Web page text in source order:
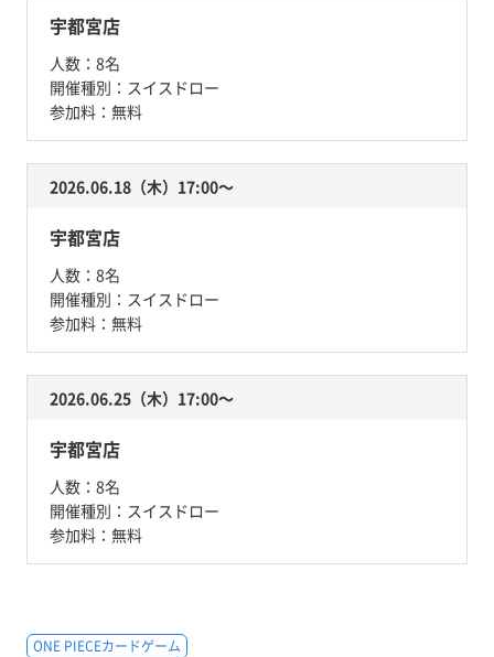
宇都宮店
人数： 8名
開催種別： スイスドロー
参加料： 無料
2026.06.18（木）17:00〜
宇都宮店
人数： 8名
開催種別： スイスドロー
参加料： 無料
2026.06.25（木）17:00〜
宇都宮店
人数： 8名
開催種別： スイスドロー
参加料： 無料
ONE PIECEカードゲーム